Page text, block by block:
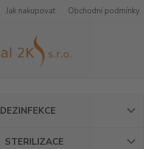
Jak nakupovat Obchodní podmínky
DEZINFEKCE
STERILIZACE